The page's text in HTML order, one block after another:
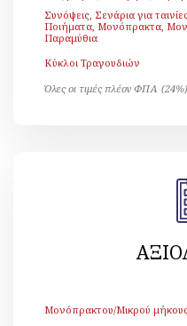
Συνόψεις, Σενάρια για
Ποιήματα, Μονόπρακτα,
Παραμύθια
Κύκλοι Τραγουδιών
Όλες οι τιμές πλέον ΦΠΑ (24%)
Μονόπρακτου/Μικρού